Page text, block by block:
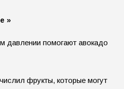
»
давлении помогают авокадо
фрукты, которые могут